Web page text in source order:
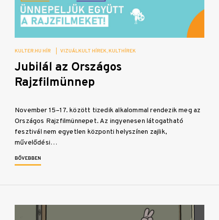
KULTER.HU HÍR VIZUÁLKULT HÍREK KULTHÍREK
Jubilál az Országos
Rajzfilmünnep
November 15–17. között tizedik alkalommal rendezik meg az
Országos Rajzfilmünnepet. Az ingyenesen látogatható
fesztivál nem egyetlen központi helyszínen zajlik,
művelődési…
BŐVEBBEN